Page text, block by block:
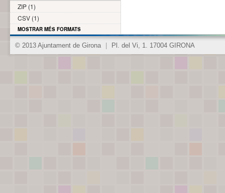
ZIP (1)
CSV (1)
MOSTRAR MÉS FORMATS
© 2013 Ajuntament de Girona Pl. del Vi, 1. 17004 GIRONA